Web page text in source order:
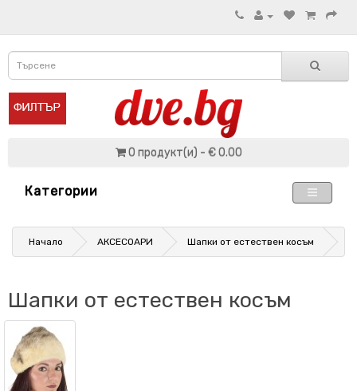
0 продукт(и) - € 0.00
Категории
Начало АКСЕСОАРИ Шапки от естествен косъм
Шапки от естествен косъм